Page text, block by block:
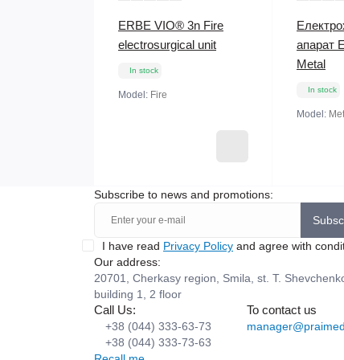
ERBE VIO® 3n Fire
electrosurgical unit
In stock
Model: Fire
апарат
Metal
In stock
Model:
Subscribe to news and promotions:
I have read Privacy Policy and agree with
Our address:
20701, Cherkasy region, Smila, st. T.
building 1, 2 floor
Call Us:
+38 (044) 333-63-73
+38 (044) 333-73-63
To contact us